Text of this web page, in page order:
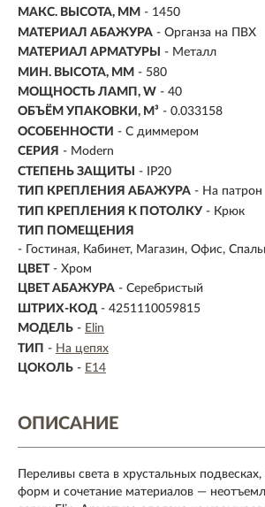
МАКС. ВЫСОТА, ММ - 1450
МАТЕРИАЛ АБАЖУРА - Органза на ПВХ
МАТЕРИАЛ АРМАТУРЫ
- Металл
МИН. ВЫСОТА, ММ - 580
МОЩНОСТЬ ЛАМП, W - 40
ОБЪЁМ УПАКОВКИ, М³ - 0.033158
ОСОБЕННОСТИ - С диммером
СЕРИЯ - Modern
СТЕПЕНЬ ЗАЩИТЫ
- IP20
ТИП КРЕПЛЕНИЯ АБАЖУРА - На патрон
ТИП КРЕПЛЕНИЯ К ПОТОЛКУ - Крюк
ТИП ПОМЕЩЕНИЯ
- Гостиная, Кабинет, Магазин, Офис,
ЦВЕТ - Хром
ЦВЕТ АБАЖУРА - Серебристый
ШТРИХ-КОД - 4251110059815
МОДЕЛЬ - Elin
ТИП - На цепях
ЦОКОЛЬ - E14
ОПИСАНИЕ
Переливы света в хрустальных
форм и сочетание материалов —